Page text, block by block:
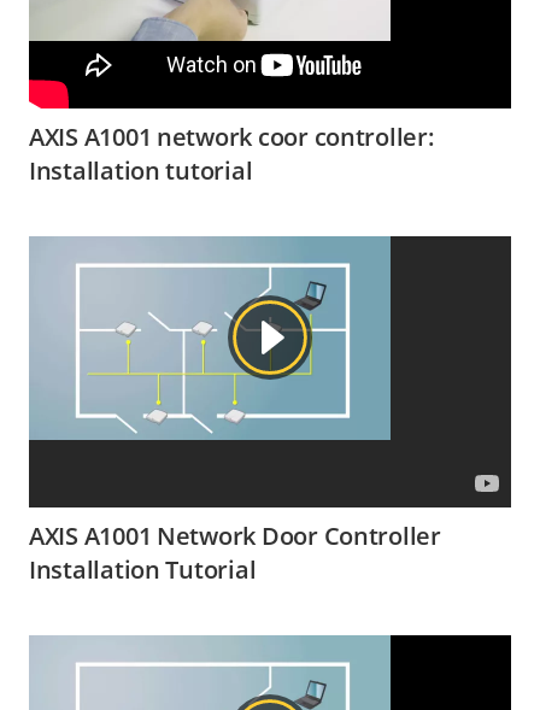
AXIS A1001 network coor controller:
Installation tutorial
AXIS A1001 Network Door Controller
Installation Tutorial